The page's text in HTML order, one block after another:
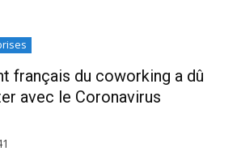
français du coworking a dû
avec le Coronavirus